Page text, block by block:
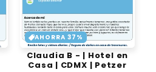
AHORRA 37%
Claudia B - | Hotel en
Casa | CDMX | Petzer